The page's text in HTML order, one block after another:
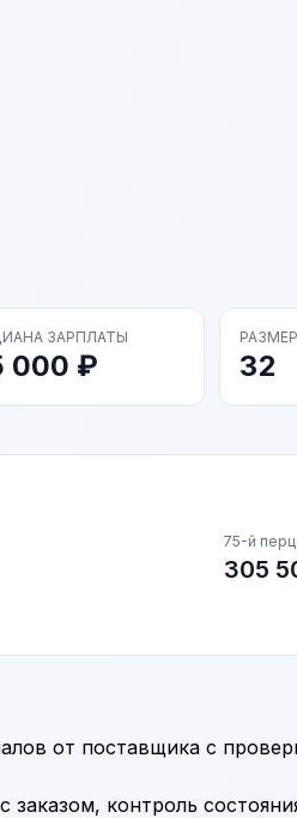
ЗАРПЛАТЫ
000 ₽ 32
75-й
305
от поставщика с
контроль